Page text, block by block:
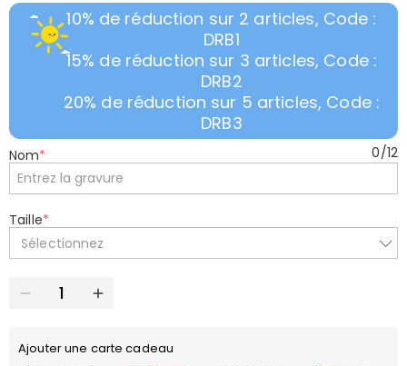
10% de réduction sur 2 articles, Code :
DRB1
15% de réduction sur 3 articles, Code :
DRB2
20% de réduction sur 5 articles, Code :
DRB3
Nom* 0/12
Taille*
Sélectionnez
Ajouter une carte cadeau